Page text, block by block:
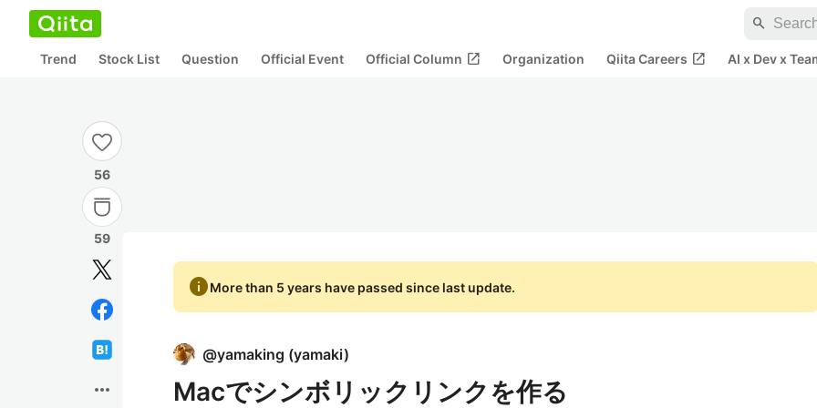
search
Trend Stock List Question Official Event Official Column open_in_new Organization Qiita Careers open_in_new AI x Dev x
56
59
more_horiz
infoMore than 5 years have passed since last update.
@yamaking (yamaki)
Macでシンボリックリンクを作る